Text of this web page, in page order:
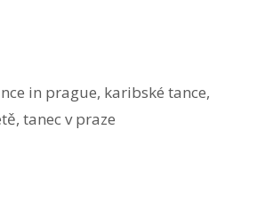
in prague, karibské tance,
, tanec v praze